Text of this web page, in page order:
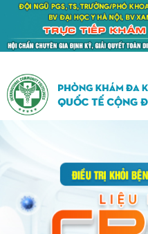
CAM KẾTtrị khỏi tận